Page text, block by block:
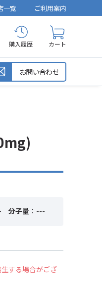
一覧 ご利用案内
購入履歴 カート
お問い合わせ
分子量 ：---
する場合がござ